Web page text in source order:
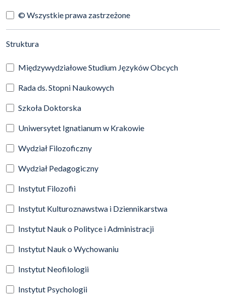
© Wszystkie prawa zastrzeżone
Struktura(automatyczne przeładowanie treści)
Międzywydziałowe Studium Języków Obcych
Rada ds. Stopni Naukowych
Szkoła Doktorska
Uniwersytet Ignatianum w Krakowie
Wydział Filozoficzny
Wydział Pedagogiczny
Instytut Filozofii
Instytut Kulturoznawstwa i Dziennikarstwa
Instytut Nauk o Polityce i Administracji
Instytut Nauk o Wychowaniu
Instytut Neofilologii
Instytut Psychologii